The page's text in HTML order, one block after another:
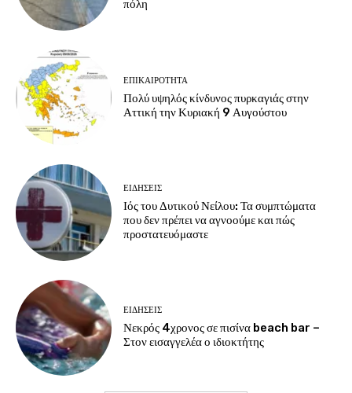
πόλη
ΕΠΙΚΑΙΡΟΤΗΤΑ
Πολύ υψηλός κίνδυνος πυρκαγιάς στην
Αττική την Κυριακή 9 Αυγούστου
ΕΙΔΗΣΕΙΣ
Ιός του Δυτικού Νείλου: Τα συμπτώματα
που δεν πρέπει να αγνοούμε και πώς
προστατευόμαστε
ΕΙΔΗΣΕΙΣ
Νεκρός 4χρονος σε πισίνα beach bar –
Στον εισαγγελέα ο ιδιοκτήτης